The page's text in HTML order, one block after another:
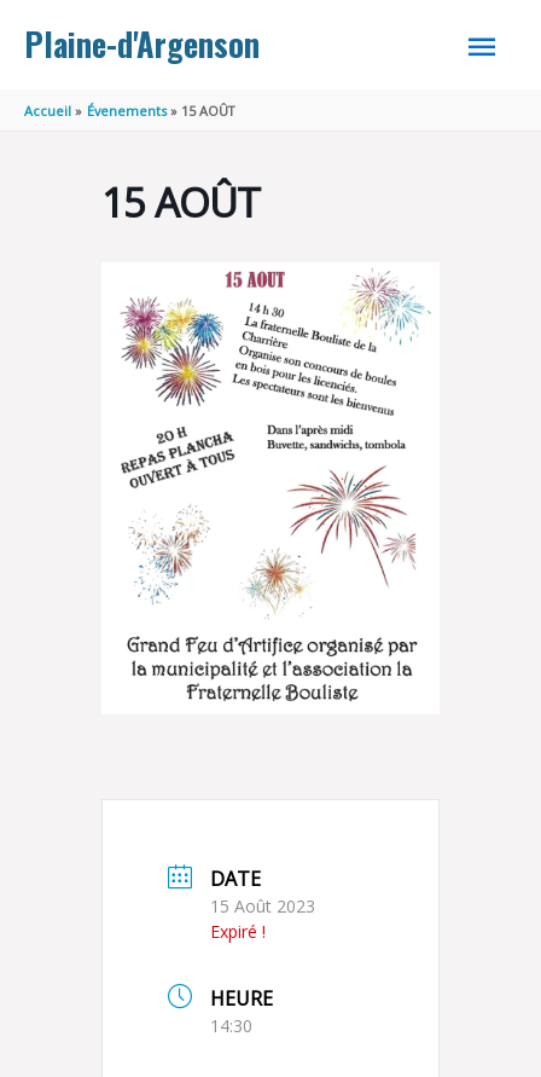
Plaine-d'Argenson
MENU
Accueil Évenements 15 AOÛT
15 AOÛT
DATE
15 Août 2023
Expiré !
HEURE
14:30